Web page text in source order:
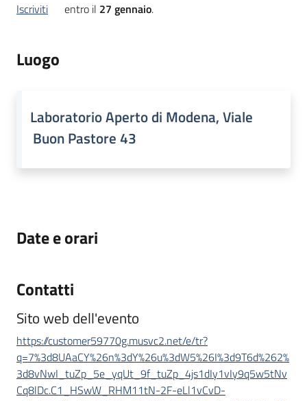
Iscriviti
entro il 27 gennaio.
Luogo
Laboratorio Aperto di Modena, Viale
Buon Pastore 43
Date e orari
Contatti
Sito web dell'evento
https://customer59770g.musvc2.net/e/tr?
q=7%3d8UAaCY%26n%3dY%26u%3dW5%26I%3d9T6d%262%
3d8vNwI_tuZp_5e_yqUt_9f_tuZp_4js1dIy1vIy9q5w5tNv
Cq8lDc.C1_HSwW_RHM11tN-2F-eLl1vCvD-